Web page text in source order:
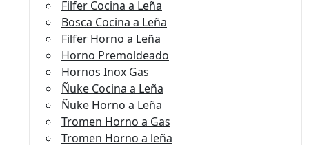
Filfer Cocina a Leña
Bosca Cocina a Leña
Filfer Horno a Leña
Horno Premoldeado
Hornos Inox Gas
Ñuke Cocina a Leña
Ñuke Horno a Leña
Tromen Horno a Gas
Tromen Horno a leña